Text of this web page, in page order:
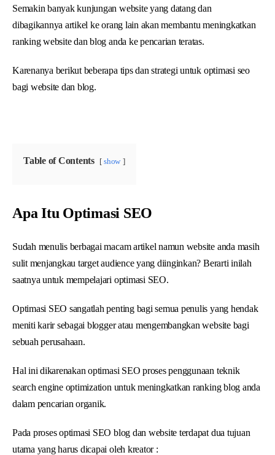
Semakin banyak kunjungan website yang datang dan
dibagikannya artikel ke orang lain akan membantu meningkatkan
ranking website dan blog anda ke pencarian teratas.
Karenanya berikut beberapa tips dan strategi untuk optimasi seo
bagi website dan blog.
Table of Contents show
Apa Itu Optimasi SEO
Sudah menulis berbagai macam artikel namun website anda masih
sulit menjangkau target audience yang diinginkan? Berarti inilah
saatnya untuk mempelajari optimasi SEO.
Optimasi SEO sangatlah penting bagi semua penulis yang hendak
meniti karir sebagai blogger atau mengembangkan website bagi
sebuah perusahaan.
Hal ini dikarenakan optimasi SEO proses penggunaan teknik
search engine optimization untuk meningkatkan ranking blog anda
dalam pencarian organik.
Pada proses optimasi SEO blog dan website terdapat dua tujuan
utama yang harus dicapai oleh kreator :